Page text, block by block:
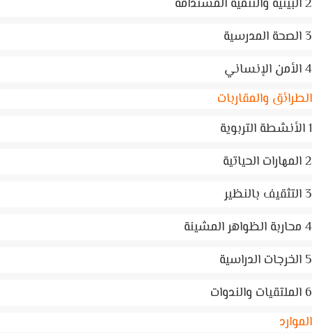
والمقاربات